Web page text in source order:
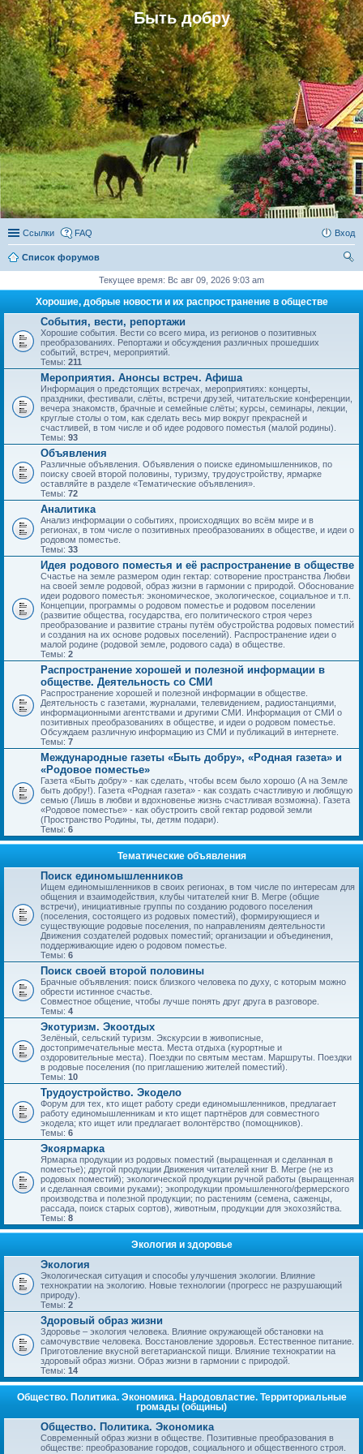
Быть добру
Ссылки FAQ Вход
Список форумов
Текущее время: Вс авг 09, 2026 9:03 am
Хорошие, добрые новости и их распространение в обществе
События, вести, репортажи
Хорошие события. Вести со всего мира, из регионов о позитивных
преобразованиях. Репортажи и обсуждения различных прошедших
событий, встреч, мероприятий.
Темы: 211
Мероприятия. Анонсы встреч. Афиша
Информация о предстоящих встречах, мероприятиях: концерты,
праздники, фестивали, слёты, встречи друзей, читательские конференции,
вечера знакомств, брачные и семейные слёты; курсы, семинары, лекции,
круглые столы о том, как сделать весь мир вокруг прекрасней и
счастливей, в том числе и об идее родового поместья (малой родины).
Темы: 93
Объявления
Различные объявления. Объявления о поиске единомышленников, по
поиску своей второй половины, туризму, трудоустройству, ярмарке
оставляйте в разделе «Тематические объявления».
Темы: 72
Аналитика
Анализ информации о событиях, происходящих во всём мире и в
регионах, в том числе о позитивных преобразованиях в обществе, и идеи о
родовом поместье.
Темы: 33
Идея родового поместья и её распространение в обществе
Счастье на земле размером один гектар: сотворение пространства Любви
на своей земле родовой, образ жизни в гармонии с природой. Обоснование
идеи родового поместья: экономическое, экологическое, социальное и т.п.
Концепции, программы о родовом поместье и родовом поселении
(развитие общества, государства, его политического строя через
преобразование и развитие страны путём обустройства родовых поместий
и создания на их основе родовых поселений). Распространение идеи о
малой родине (родовой земле, родового сада) в обществе.
Темы: 2
Распространение хорошей и полезной информации в
обществе. Деятельность со СМИ
Распространение хорошей и полезной информации в обществе.
Деятельность с газетами, журналами, телевидением, радиостанциями,
информационными агентствами и другими СМИ. Информация от СМИ о
позитивных преобразованиях в обществе, и идеи о родовом поместье.
Обсуждаем различную информацию из СМИ и публикаций в интернете.
Темы: 7
Международные газеты «Быть добру», «Родная газета» и
«Родовое поместье»
Газета «Быть добру» - как сделать, чтобы всем было хорошо (А на Земле
быть добру!). Газета «Родная газета» - как создать счастливую и любящую
семью (Лишь в любви и вдохновенье жизнь счастливая возможна). Газета
«Родовое поместье» - как обустроить свой гектар родовой земли
(Пространство Родины, ты, детям подари).
Темы: 6
Тематические объявления
Поиск единомышленников
Ищем единомышленников в своих регионах, в том числе по интересам для
общения и взаимодействия, клубы читателей книг В. Мегре (общие
встречи), инициативные группы по созданию родового поселения
(поселения, состоящего из родовых поместий), формирующиеся и
существующие родовые поселения, по направлениям деятельности
Движения создателей родовых поместий; организации и объединения,
поддерживающие идею о родовом поместье.
Темы: 6
Поиск своей второй половины
Брачные объявления: поиск близкого человека по духу, с которым можно
обрести истинное счастье.
Совместное общение, чтобы лучше понять друг друга в разговоре.
Темы: 4
Экотуризм. Экоотдых
Зелёный, сельский туризм. Экскурсии в живописные,
достопримечательные места. Места отдыха (курортные и
оздоровительные места). Поездки по святым местам. Маршруты. Поездки
в родовые поселения (по приглашению жителей поместий).
Темы: 10
Трудоустройство. Экодело
Форум для тех, кто ищет работу среди единомышленников, предлагает
работу единомышленникам и кто ищет партнёров для совместного
экодела; кто ищет или предлагает волонтёрство (помощников).
Темы: 6
Экоярмарка
Ярмарка продукции из родовых поместий (выращенная и сделанная в
поместье); другой продукции Движения читателей книг В. Мегре (не из
родовых поместий); экологической продукции ручной работы (выращенная
и сделанная своими руками); экопродукции промышленного/фермерского
производства и полезной продукции; по растениям (семена, саженцы,
рассада, поиск старых сортов), животным, продукции для экохозяйства.
Темы: 8
Экология и здоровье
Экология
Экологическая ситуация и способы улучшения экологии. Влияние
технократии на экологию. Новые технологии (прогресс не разрушающий
природу).
Темы: 2
Здоровый образ жизни
Здоровье – экология человека. Влияние окружающей обстановки на
самочувствие человека. Восстановление здоровья. Естественное питание.
Приготовление вкусной вегетарианской пищи. Влияние технократии на
здоровый образ жизни. Образ жизни в гармонии с природой.
Темы: 14
Общество. Политика. Экономика. Народовластие. Территориальные
громады (общины)
Общество. Политика. Экономика
Современный образ жизни в обществе. Позитивные преобразования в
обществе: преобразование городов, социального и общественного строя.